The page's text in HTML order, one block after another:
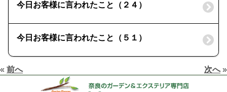
今日お客様に言われたこと（２４）
今日お客様に言われたこと（５１）
« 前へ 次へ»